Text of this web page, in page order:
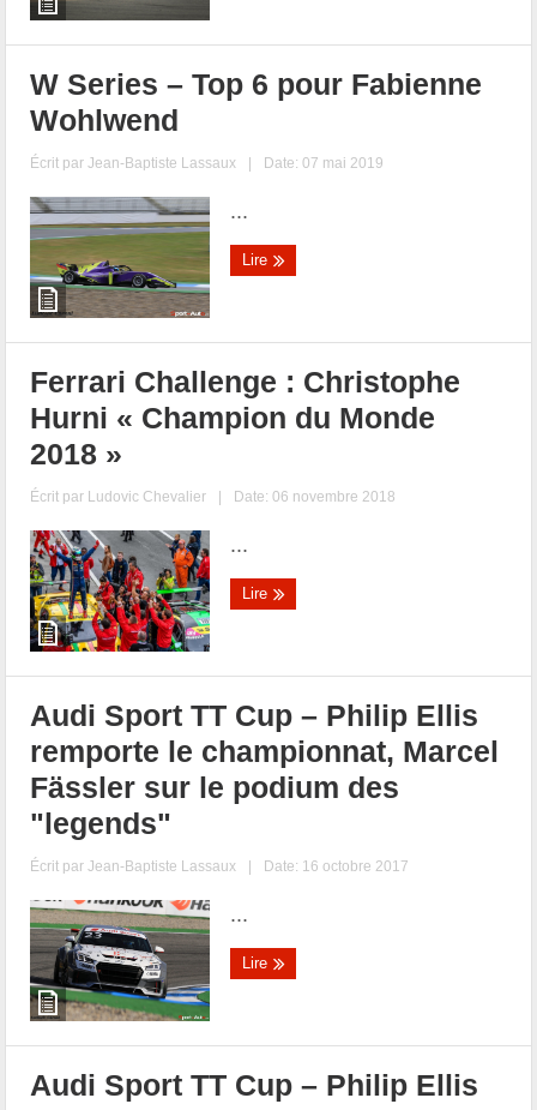
W Series – Top 6 pour Fabienne
Wohlwend
Écrit parJean-Baptiste Lassaux | Date: 07 mai 2019
...
Lire
Ferrari Challenge : Christophe
Hurni « Champion du Monde
2018 »
Écrit par Ludovic Chevalier | Date: 06 novembre 2018
...
Lire
Audi Sport TT Cup – Philip Ellis
remporte le championnat, Marcel
Fässler sur le podium des
"legends"
Écrit parJean-Baptiste Lassaux | Date: 16 octobre 2017
...
Lire
Audi Sport TT Cup – Philip Ellis